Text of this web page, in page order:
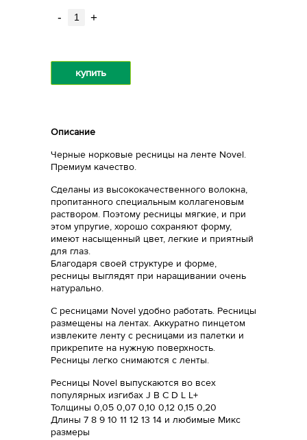
- +
купить
Описание
Черные норковые ресницы на ленте Novel.
Премиум качество.
Сделаны из высококачественного волокна,
пропитанного специальным коллагеновым
раствором. Поэтому ресницы мягкие, и при
этом упругие, хорошо сохраняют форму,
имеют насыщенный цвет, легкие и приятный
для глаз.
Благодаря своей структуре и форме,
ресницы выглядят при наращивании очень
натурально.
С ресницами Novel удобно работать. Ресницы
размещены на лентах. Аккуратно пинцетом
извлеките ленту с ресницами из палетки и
прикрепите на нужную поверхность.
Ресницы легко снимаются с ленты.
Ресницы Novel выпускаются во всех
популярных изгибах J B C D L L+
Толщины 0,05 0,07 0,10 0,12 0,15 0,20
Длины 7 8 9 10 11 12 13 14 и любимые Микс
размеры